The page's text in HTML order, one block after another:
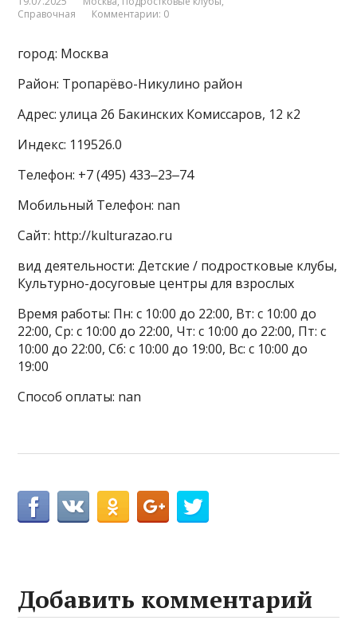
Справочная
Комментарии: 0
город: Москва
Район: Тропарёво-Никулино район
Адрес: улица 26 Бакинских Комиссаров, 12 к2
Индекс: 119526.0
Телефон: +7 (495) 433‒23‒74
Мобильный Телефон: nan
Сайт: http://kulturazao.ru
вид деятельности: Детские / подростковые клубы,
Культурно-досуговые центры для взрослых
Время работы: Пн: с 10:00 до 22:00, Вт: с 10:00 до
22:00, Ср: с 10:00 до 22:00, Чт: с 10:00 до 22:00, Пт: с
10:00 до 22:00, Сб: с 10:00 до 19:00, Вс: с 10:00 до
19:00
Способ оплаты: nan
Добавить комментарий